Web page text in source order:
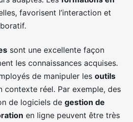
favorisent l’interaction et
sont une excellente façon
les connaissances acquises.
de manipuler les outils
contexte réel. Par exemple, des
de logiciels de gestion de
en ligne peuvent être très